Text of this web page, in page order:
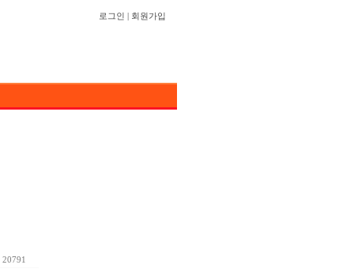
로그인 회원가입
20791